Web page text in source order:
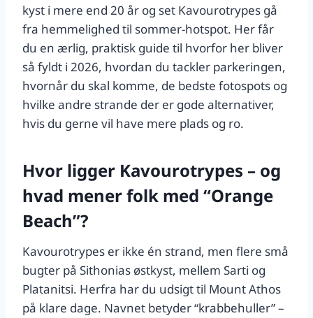
kyst i mere end 20 år og set Kavourotrypes gå
fra hemmelighed til sommer-hotspot. Her får
du en ærlig, praktisk guide til hvorfor her bliver
så fyldt i 2026, hvordan du tackler parkeringen,
hvornår du skal komme, de bedste fotospots og
hvilke andre strande der er gode alternativer,
hvis du gerne vil have mere plads og ro.
Hvor ligger Kavourotrypes – og
hvad mener folk med “Orange
Beach”?
Kavourotrypes er ikke én strand, men flere små
bugter på Sithonias østkyst, mellem Sarti og
Platanitsi. Herfra har du udsigt til Mount Athos
på klare dage. Navnet betyder “krabbehuller” –